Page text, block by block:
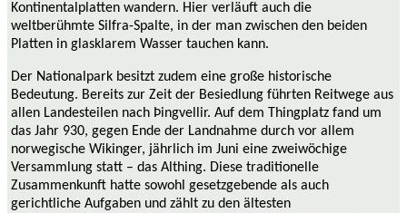
Kontinentalplatten wandern. Hier verläuft auch die
weltberühmte Silfra-Spalte, in der man zwischen den beiden
Platten in glasklarem Wasser tauchen kann.
Der Nationalpark besitzt zudem eine große historische
Bedeutung. Bereits zur Zeit der Besiedlung führten Reitwege aus
allen Landesteilen nach Þingvellir. Auf dem Thingplatz fand um
das Jahr 930, gegen Ende der Landnahme durch vor allem
norwegische Wikinger, jährlich im Juni eine zweiwöchige
Versammlung statt – das Althing. Diese traditionelle
Zusammenkunft hatte sowohl gesetzgebende als auch
gerichtliche Aufgaben und zählt zu den ältesten